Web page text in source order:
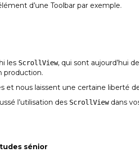
d’une Toolbar par exemple.
les ScrollView, qui sont aujourd’hui
production.
et nous laissent une certaine liberté
l’utilisation des ScrollViewdans
sénior